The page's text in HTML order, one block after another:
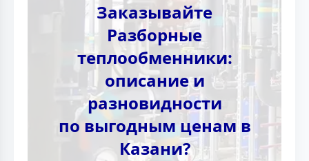
Заказывайте
Разборные
теплообменники:
описание и
разновидности
по выгодным ценам в
Казани?